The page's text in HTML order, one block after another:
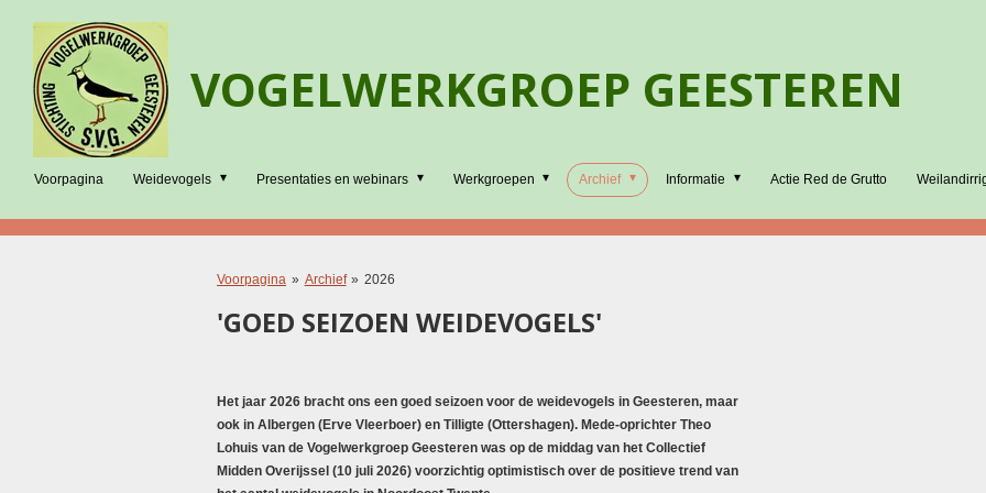
naar
hoofdinhoud
VOGELWERKGROEP GEESTEREN
Voorpagina Weidevogels Presentaties en webinars Werkgroepen Archief Informatie Actie Red de Grutto
Voorpagina » Archief » 2026
'GOED SEIZOEN WEIDEVOGELS'
Het jaar 2026 bracht ons een goed seizoen voor de weidevogels in Geesteren, maar
ook in Albergen (Erve Vleerboer) en Tilligte (Ottershagen). Mede-oprichter Theo
Lohuis van de Vogelwerkgroep Geesteren was op de middag van het Collectief
Midden Overijssel (10 juli 2026) voorzichtig optimistisch over de positieve trend van